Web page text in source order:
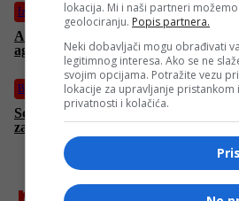
Izdvojeno
Abbas Araghchi u Ženevi: “Izrael
agresiju na Iran”
BiH
Schmidt se sastao sa Čovićem u
zakona ostaje ključni prioritet
lokacija. Mi i naši partneri
geolociranju. Popis partnera.
Neki dobavljači mogu obrađivati
legitimnog interesa. Ako se ne
svojim opcijama. Potražite vezu
lokacije za upravljanje
privatnosti i kolačića.